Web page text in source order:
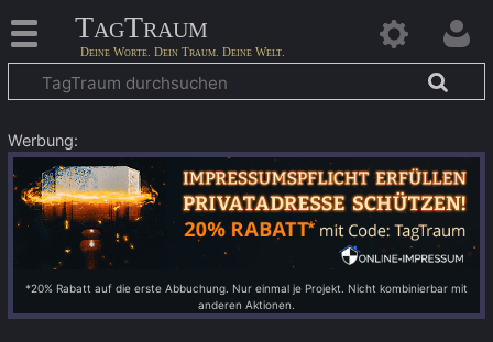
TagTraum
Werbung:
*20% Rabatt auf die erste Abbuchung. Nur einmal je Projekt. Nicht kombinierbar mit
anderen Aktionen.